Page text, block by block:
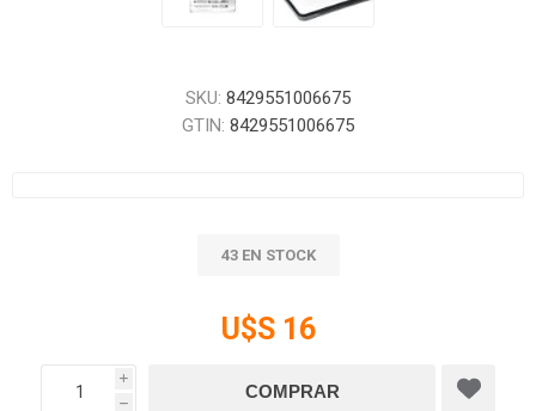
SKU: 8429551006675
GTIN: 8429551006675
43 EN STOCK
U$S 16
i
h